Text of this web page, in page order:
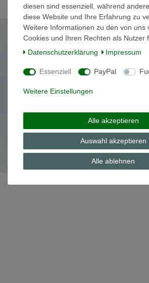
Widerrufs­recht Widerrufs­formular
© Copyright 2026 | Alle Rechte
diesen sind essenziell, während
diese Website und Ihre Erfahrung zu
Weitere Informationen zu den von uns
Cookies und Ihren Rechten als Nutzer
Daten­schutz­erklärung
Impressum
Essenziell PayPal
Weitere Einstellungen
Alle akzeptieren
Auswahl akzeptieren
Alle ablehnen